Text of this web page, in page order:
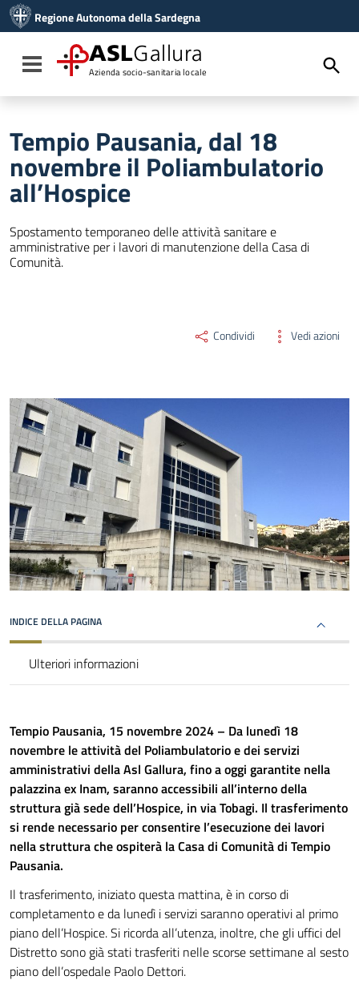
Vai al menu di navigazione
Vai al footer
Regione Autonoma della Sardegna
Toggle navigation
ASLGallura
Azienda socio-sanitaria locale
Tempio Pausania, dal 18
novembre il Poliambulatorio
all’Hospice
Spostamento temporaneo delle attività sanitare e
amministrative per i lavori di manutenzione della Casa di
Comunità.
Condividi Vedi azioni
INDICE DELLA PAGINA
Ulteriori informazioni
Tempio Pausania, 15 novembre 2024 – Da lunedì 18
novembre le attività del Poliambulatorio e dei servizi
amministrativi della Asl Gallura, fino a oggi garantite nella
palazzina ex Inam, saranno accessibili all’interno della
struttura già sede dell’Hospice, in via Tobagi. Il trasferimento
si rende necessario per consentire l’esecuzione dei lavori
nella struttura che ospiterà la Casa di Comunità di Tempio
Pausania.
Il trasferimento, iniziato questa mattina, è in corso di
completamento e da lunedì i servizi saranno operativi al primo
piano dell’Hospice. Si ricorda all’utenza, inoltre, che gli uffici del
Distretto sono già stati trasferiti nelle scorse settimane al sesto
piano dell’ospedale Paolo Dettori.